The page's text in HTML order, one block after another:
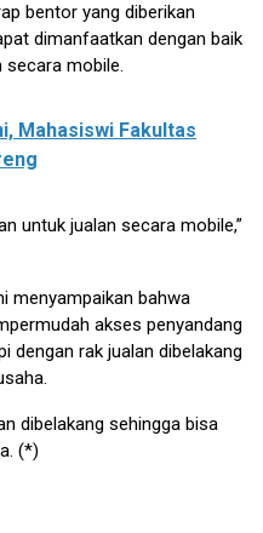
bentor yang diberikan
dimanfaatkan dengan baik
secara mobile.
Mahasiswi Fakultas
untuk jualan secara mobile,”
menyampaikan bahwa
akses penyandang
dengan rak jualan dibelakang
dibelakang sehingga bisa
(*)